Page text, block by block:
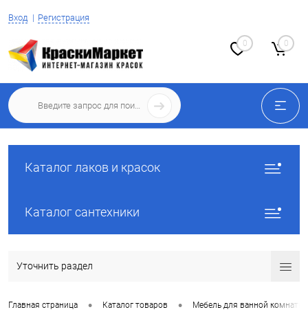
Вход Регистрация
0 0
Каталог лаков и красок
Каталог сантехники
Уточнить раздел
Главная страница • Каталог товаров • Мебель для ванной комнаты